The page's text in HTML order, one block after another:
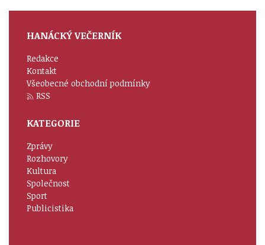
HANÁCKÝ VEČERNÍK
Redakce
Kontakt
Všeobecné obchodní podmínky
RSS
KATEGORIE
Zprávy
Rozhovory
Kultura
Společnost
Sport
Publicistika